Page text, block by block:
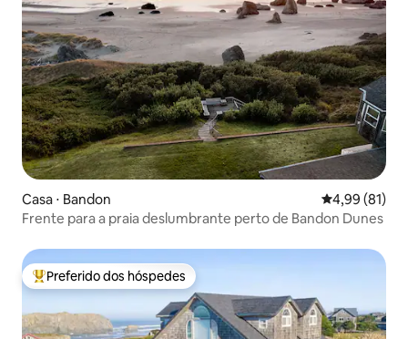
Casa ⋅ Bandon 4,99 de uma
4,99 (81)
Frente para a praia deslumbrante perto de Bandon Dunes
Entre os melhores preferidos dos hóspedes
Preferido dos hóspedes